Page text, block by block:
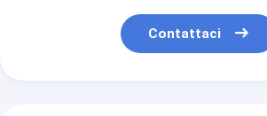
Contattaci